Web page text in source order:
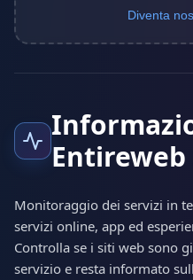
Diventa
Monitoraggio dei servizi in
servizi online, app ed
Controlla se i siti web sono
servizio e resta informato